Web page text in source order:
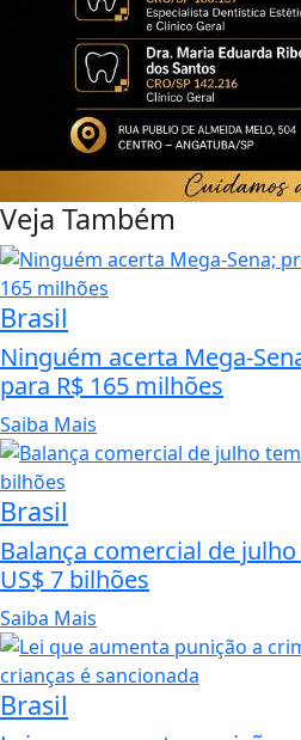
Veja Também
Brasil
Ninguém acerta Mega-
para R$ 165 milhões
Saiba Mais
Brasil
Balança comercial de
US$ 7 bilhões
Saiba Mais
Brasil